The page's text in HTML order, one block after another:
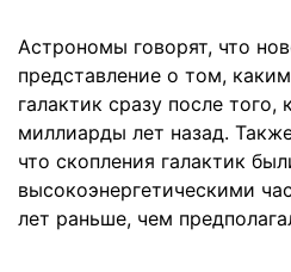
Астрономы говорят, что
представление о том,
галактик сразу после того,
миллиарды лет назад.
что скопления галактик
высокоэнергетическими
лет раньше, чем